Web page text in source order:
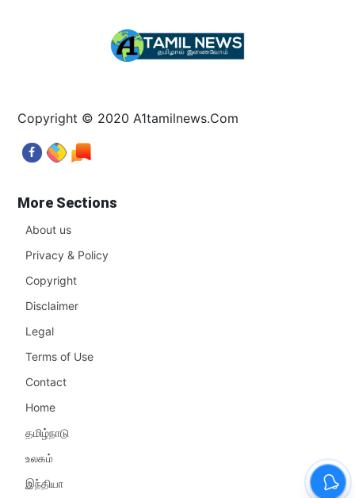
Copyright © 2020 A1tamilnews.Com
More Sections
About us
Privacy & Policy
Copyright
Disclaimer
Legal
Terms of Use
Contact
Home
தமிழ்நாடு
உலகம்
இந்தியா